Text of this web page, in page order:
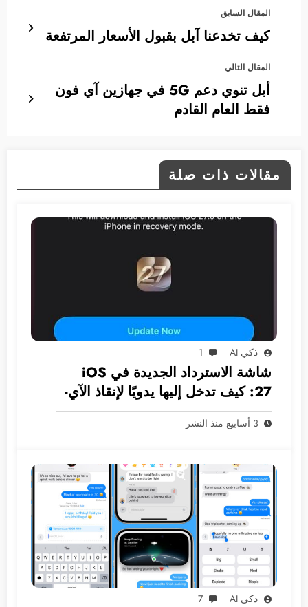
المقال السابق
كيف تخدعنا آبل بقبول الأسعار المرتفعة
المقال التالي
أبل تنوي دعم 5G في جهازين آي فون
فقط العام القادم
مقالات ذات صلة
ذكي AI 1
شاشة الاسترداد الجديدة في iOS
27: كيف تدخل إليها يدويًا لإنقاذ الآي-
فون دون كمبيوتر؟
3 أسابيع منذ النشر
ذكي AI 7